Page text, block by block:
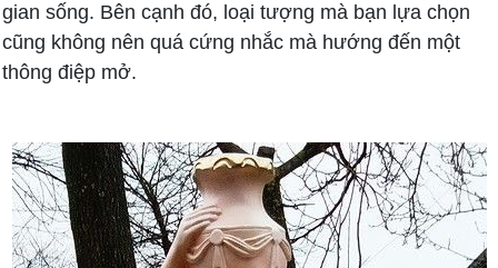
gian sống. Bên cạnh đó, loại tượng mà bạn lựa chọn
cũng không nên quá cứng nhắc mà hướng đến một
thông điệp mở.